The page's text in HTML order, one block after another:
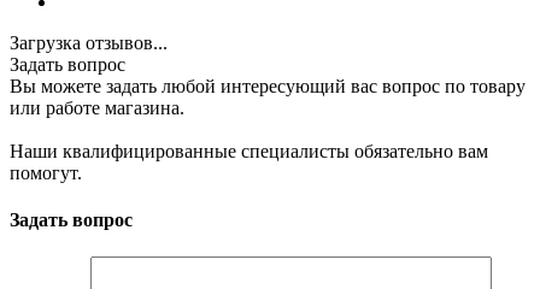
Загрузка отзывов...
Задать вопрос
Вы можете задать любой интересующий вас вопрос по товару
или работе магазина.
Наши квалифицированные специалисты обязательно вам
помогут.
Задать вопрос